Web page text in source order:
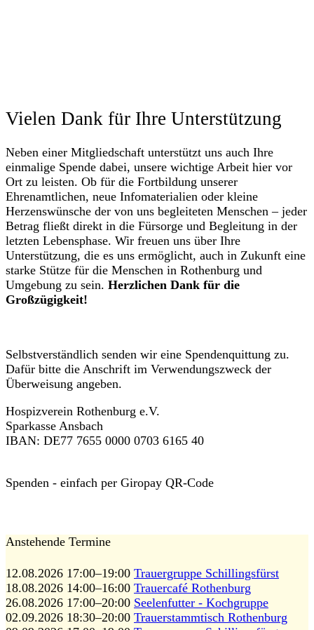
Vielen Dank für Ihre Unterstützung
Neben einer Mitgliedschaft unterstützt uns auch Ihre
einmalige Spende dabei, unsere wichtige Arbeit hier vor
Ort zu leisten. Ob für die Fortbildung unserer
Ehrenamtlichen, neue Infomaterialien oder kleine
Herzenswünsche der von uns begleiteten Menschen – jeder
Betrag fließt direkt in die Fürsorge und Begleitung in der
letzten Lebensphase. Wir freuen uns über Ihre
Unterstützung, die es uns ermöglicht, auch in Zukunft eine
starke Stütze für die Menschen in Rothenburg und
Umgebung zu sein. Herzlichen Dank für die
Großzügigkeit!
Selbstverständlich senden wir eine Spendenquittung zu.
Dafür bitte die Anschrift im Verwendungszweck der
Überweisung angeben.
Hospizverein Rothenburg e.V.
Sparkasse Ansbach
IBAN: DE77 7655 0000 0703 6165 40
Spenden - einfach per Giropay QR-Code
Anstehende Termine
12.08.2026 17:00–19:00 Trauergruppe Schillingsfürst
18.08.2026 14:00–16:00 Trauercafé Rothenburg
26.08.2026 17:00–20:00 Seelenfutter - Kochgruppe
02.09.2026 18:30–20:00 Trauerstammtisch Rothenburg